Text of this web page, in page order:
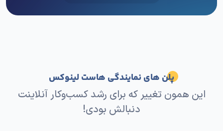
پلن های نمایندگی هاست لینوکس
این همون تغییر که برای رشد کسب‌وکار آنلاینت
دنبالش بودی!